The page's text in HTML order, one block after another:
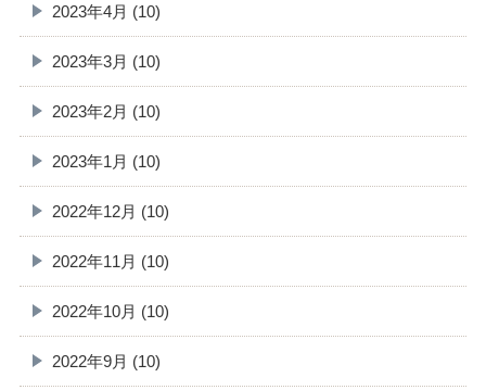
2023年4月 (10)
2023年3月 (10)
2023年2月 (10)
2023年1月 (10)
2022年12月 (10)
2022年11月 (10)
2022年10月 (10)
2022年9月 (10)